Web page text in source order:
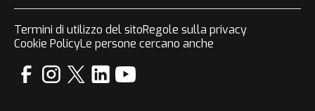
DX350WMH-7
Mostra tutto
Termini di utilizzo del sitoRegole sulla privacy
Cookie PolicyLe persone cercano anche